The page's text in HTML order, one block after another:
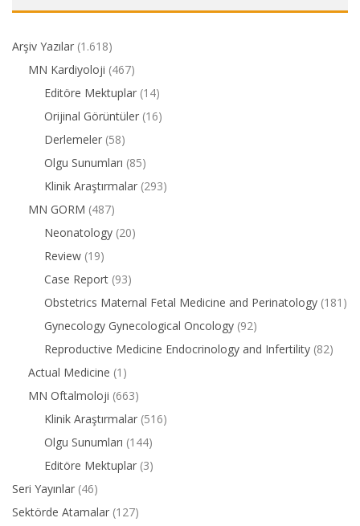
Arşiv Yazılar (1.618)
MN Kardiyoloji (467)
Editöre Mektuplar (14)
Orijinal Görüntüler (16)
Derlemeler (58)
Olgu Sunumları (85)
Klinik Araştırmalar (293)
MN GORM (487)
Neonatology (20)
Review (19)
Case Report (93)
Obstetrics Maternal Fetal Medicine and Perinatology (181)
Gynecology Gynecological Oncology (92)
Reproductive Medicine Endocrinology and Infertility (82)
Actual Medicine (1)
MN Oftalmoloji (663)
Klinik Araştırmalar (516)
Olgu Sunumları (144)
Editöre Mektuplar (3)
Seri Yayınlar (46)
Sektörde Atamalar (127)